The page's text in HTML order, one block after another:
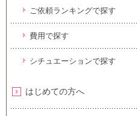
ご依頼ランキングで探す
費用で探す
シチュエーションで探す
はじめての方へ